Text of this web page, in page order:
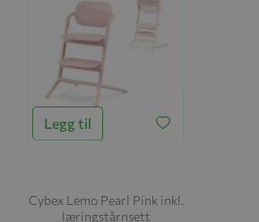
Legg til
Cybex Lemo Pearl Pink inkl.
læringstårnsett